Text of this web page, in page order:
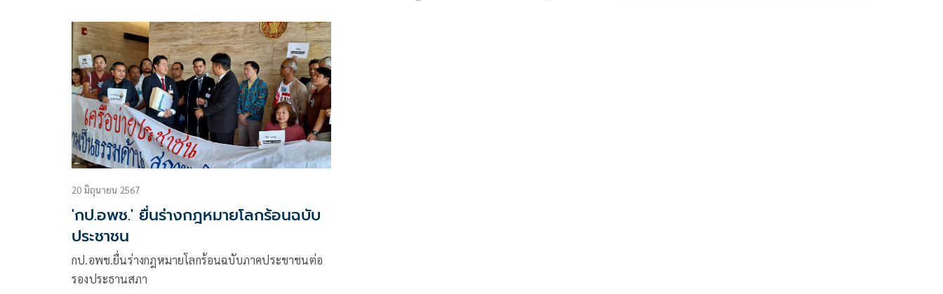
20 มิถุนายน 2567
'กป.อพช.' ยื่นร่างกฎหมายโลกร้อนฉบับ
ประชาชน
กป.อพช.ยื่นร่างกฎหมายโลกร้อนฉบับภาคประชาชนต่อ
รองประธานสภา